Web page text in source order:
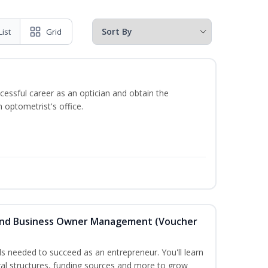
Grid
career as an optician and obtain the
optometrist's office.
Business Owner Management (Voucher
needed to succeed as an entrepreneur. You'll learn
structures, funding sources and more to grow